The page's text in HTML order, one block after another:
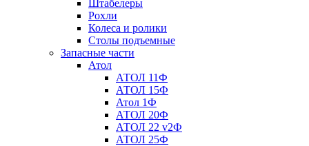
Штабелеры
Рохли
Колеса и ролики
Столы подъемные
Запасные части
Атол
АТОЛ 11Ф
АТОЛ 15Ф
Атол 1Ф
АТОЛ 20Ф
АТОЛ 22 v2Ф
АТОЛ 25Ф